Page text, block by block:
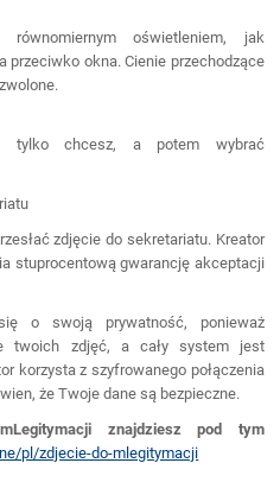
oświetleniem, jak
przeciwko okna. Cienie przechodzące
tylko chcesz, a potem wybrać
zdjęcie do sekretariatu. Kreator
stuprocentową gwarancję akceptacji
o swoją prywatność, ponieważ
twoich zdjęć, a cały system jest
korzysta z szyfrowanego połączenia
że Twoje dane są bezpieczne.
znajdziesz pod tym
pl/zdjecie-do-mlegitymacji